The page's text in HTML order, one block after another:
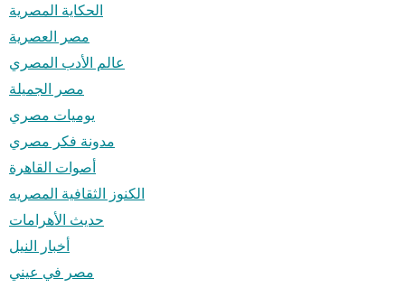
الحكاية المصرية
مصر العصرية
عالم الأدب المصري
مصر الجميلة
يوميات مصري
مدونة فكر مصري
أصوات القاهرة
الكنوز الثقافية المصريه
حديث الأهرامات
أخبار النيل
مصر في عيني